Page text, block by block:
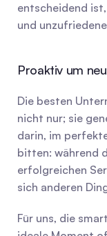
entscheidend
und
Proaktiv um
Die besten
nicht nur; sie
darin, im
bitten: während
erfolgreichen
sich anderen
Für uns, die